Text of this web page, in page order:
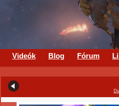
Videók Blog Fórum